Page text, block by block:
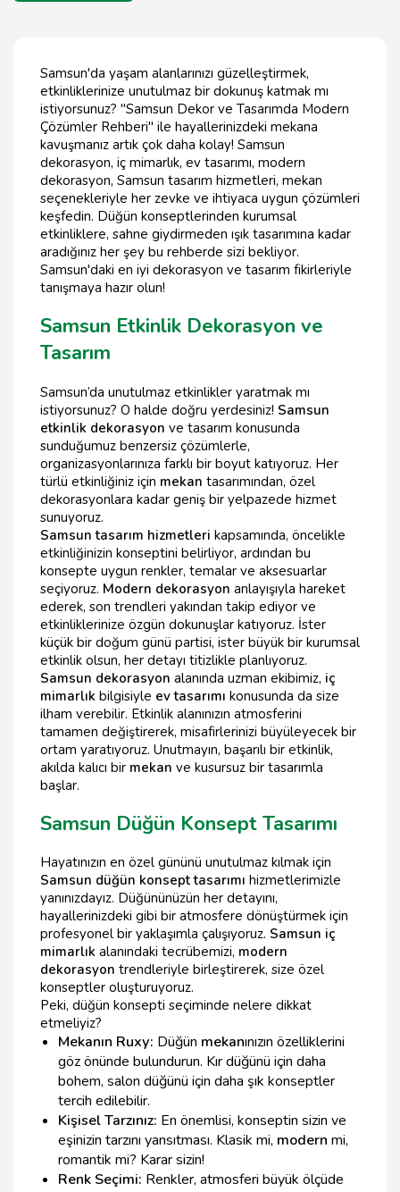
Samsun'da yaşam alanlarınızı güzelleştirmek,
etkinliklerinize unutulmaz bir dokunuş katmak mı
istiyorsunuz? "Samsun Dekor ve Tasarımda Modern
Çözümler Rehberi" ile hayallerinizdeki mekana
kavuşmanız artık çok daha kolay! Samsun
dekorasyon, iç mimarlık, ev tasarımı, modern
dekorasyon, Samsun tasarım hizmetleri, mekan
seçenekleriyle her zevke ve ihtiyaca uygun çözümleri
keşfedin. Düğün konseptlerinden kurumsal
etkinliklere, sahne giydirmeden ışık tasarımına kadar
aradığınız her şey bu rehberde sizi bekliyor.
Samsun'daki en iyi dekorasyon ve tasarım fikirleriyle
tanışmaya hazır olun!
Samsun Etkinlik Dekorasyon ve
Tasarım
Samsun’da unutulmaz etkinlikler yaratmak mı
istiyorsunuz? O halde doğru yerdesiniz! Samsun
etkinlik dekorasyon ve tasarım konusunda
sunduğumuz benzersiz çözümlerle,
organizasyonlarınıza farklı bir boyut katıyoruz. Her
türlü etkinliğiniz için mekan tasarımından, özel
dekorasyonlara kadar geniş bir yelpazede hizmet
sunuyoruz.
Samsun tasarım hizmetleri kapsamında, öncelikle
etkinliğinizin konseptini belirliyor, ardından bu
konsepte uygun renkler, temalar ve aksesuarlar
seçiyoruz. Modern dekorasyon anlayışıyla hareket
ederek, son trendleri yakından takip ediyor ve
etkinliklerinize özgün dokunuşlar katıyoruz. İster
küçük bir doğum günü partisi, ister büyük bir kurumsal
etkinlik olsun, her detayı titizlikle planlıyoruz.
Samsun dekorasyon alanında uzman ekibimiz, iç
mimarlık bilgisiyle ev tasarımı konusunda da size
ilham verebilir. Etkinlik alanınızın atmosferini
tamamen değiştirerek, misafirlerinizi büyüleyecek bir
ortam yaratıyoruz. Unutmayın, başarılı bir etkinlik,
akılda kalıcı bir mekan ve kusursuz bir tasarımla
başlar.
Samsun Düğün Konsept Tasarımı
Hayatınızın en özel gününü unutulmaz kılmak için
Samsun düğün konsept tasarımı hizmetlerimizle
yanınızdayız. Düğününüzün her detayını,
hayallerinizdeki gibi bir atmosfere dönüştürmek için
profesyonel bir yaklaşımla çalışıyoruz. Samsun iç
mimarlık alanındaki tecrübemizi, modern
dekorasyon trendleriyle birleştirerek, size özel
konseptler oluşturuyoruz.
Peki, düğün konsepti seçiminde nelere dikkat
etmeliyiz?
Mekanın Ruху: Düğün mekanınızın özelliklerini
göz önünde bulundurun. Kır düğünü için daha
bohem, salon düğünü için daha şık konseptler
tercih edilebilir.
Kişisel Tarzınız: En önemlisi, konseptin sizin ve
eşinizin tarzını yansıtması. Klasik mi, modern mi,
romantik mi? Karar sizin!
Renk Seçimi: Renkler, atmosferi büyük ölçüde